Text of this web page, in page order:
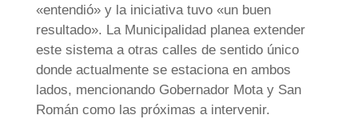
«entendió» y la iniciativa tuvo «un buen
resultado». La Municipalidad planea extender
este sistema a otras calles de sentido único
donde actualmente se estaciona en ambos
lados, mencionando Gobernador Mota y San
Román como las próximas a intervenir.